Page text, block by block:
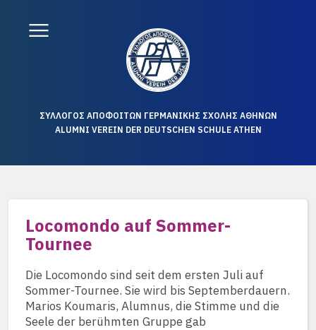
ΣΥΛΛΟΓΟΣ ΑΠΟΦΟΙΤΩΝ ΓΕΡΜΑΝΙΚΗΣ ΣΧΟΛΗΣ ΑΘΗΝΩΝ
ALUMNI VEREIN DER DEUTSCHEN SCHULE ATHEN
Locomondo auf Sommer-
Tournee
Die Locomondo sind seit dem ersten Juli auf
Sommer-Tournee. Sie wird bis Septemberdauern.
Marios Koumaris, Alumnus, die Stimme und die
Seele der berühmten Gruppe gab